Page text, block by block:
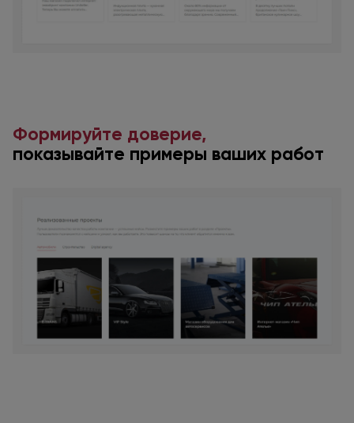
Формируйте доверие,
показывайте примеры ваших работ